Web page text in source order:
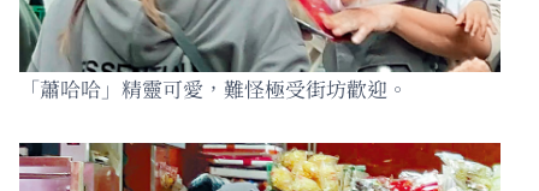
「蕭哈哈」精靈可愛，難怪極受街坊歡迎。